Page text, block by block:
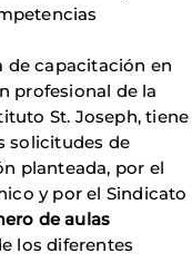
de capacitación en
profesional de la
St. Joseph, tiene
solicitudes de
planteada, por el
y por el Sindicato
de aulas
los diferentes